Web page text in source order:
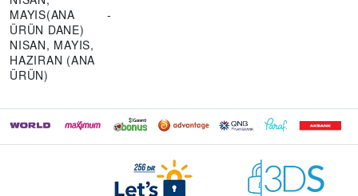
MAYIS(ANA
ÜRÜN DANE)
-
NISAN, MAYIS,
HAZIRAN (ANA
ÜRÜN)